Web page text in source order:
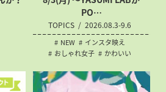
PO…
TOPICS 2026.08.3-9.6
NEW
インスタ映え
おしゃれ女子
かわいい